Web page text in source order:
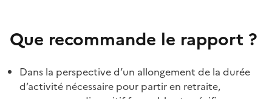
Que recommande le rapport ?
Dans la perspective d’un allongement de la durée
d’activité nécessaire pour partir en retraite,